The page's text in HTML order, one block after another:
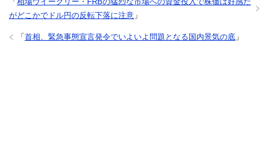
がどこかでドル円の反転下落に注意 」
「 首相、緊急事態宣言発令でいよいよ問題となる国内景気の底 」